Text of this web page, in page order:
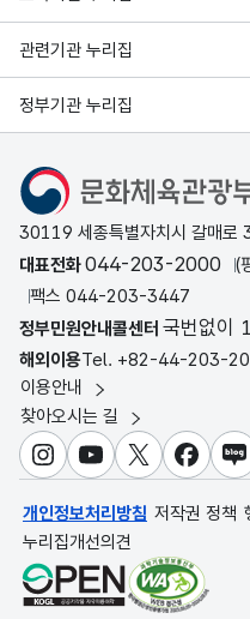
관련기관 누리집
정부기관 누리집
문화체육관광부
30119 세종특별자치시 갈매로
대표전화044-203-2000
(
팩스 044-203-3447
정부민원안내콜센터 국번없이
해외이용Tel. +82-44-203-
이용안내
찾아오시는 길
인스타그램
유튜브X 페이스
개인정보처리방침 저작권 정책
누리집개선의견